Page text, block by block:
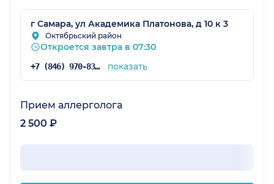
г Самара, ул Академика Платонова, д 10 к 3
Октябрьский район
Откроется завтра в 07:30
+7 (846) 970-83-45 показать
Прием аллерголога
2 500 ₽